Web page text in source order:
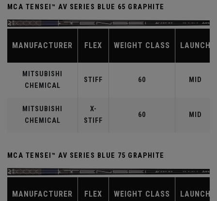
MCA TENSEI™ AV SERIES BLUE 65 GRAPHITE
MANUFACTURER FLEX WEIGHT CLASS LAUNCH
MITSUBISHI
CHEMICAL
STIFF 60 MID
MITSUBISHI
CHEMICAL
X-
STIFF
60 MID
MCA TENSEI™ AV SERIES BLUE 75 GRAPHITE
MANUFACTURER FLEX WEIGHT CLASS LAUNCH